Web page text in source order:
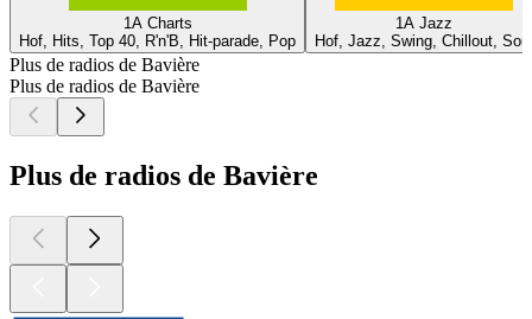
1A Charts
Hof, Hits, Top 40, R'n'B, Hit-parade, Pop
1A Jazz
Hof, Jazz, Swing, Chillout, Soul
Plus de radios de Bavière
Plus de radios de Bavière
Plus de radios de Bavière